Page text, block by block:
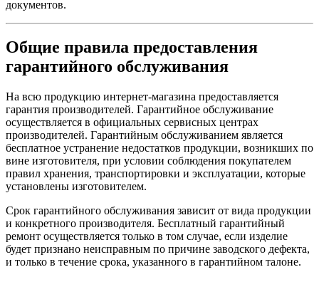
документов.
Общие правила предоставления
гарантийного обслуживания
На всю продукцию интернет-магазина предоставляется
гарантия производителей. Гарантийное обслуживание
осуществляется в официальных сервисных центрах
производителей. Гарантийным обслуживанием является
бесплатное устранение недостатков продукции, возникших по
вине изготовителя, при условии соблюдения покупателем
правил хранения, транспортировки и эксплуатации, которые
установлены изготовителем.
Срок гарантийного обслуживания зависит от вида продукции
и конкретного производителя. Бесплатный гарантийный
ремонт осуществляется только в том случае, если изделие
будет признано неисправным по причине заводского дефекта,
и только в течение срока, указанного в гарантийном талоне.